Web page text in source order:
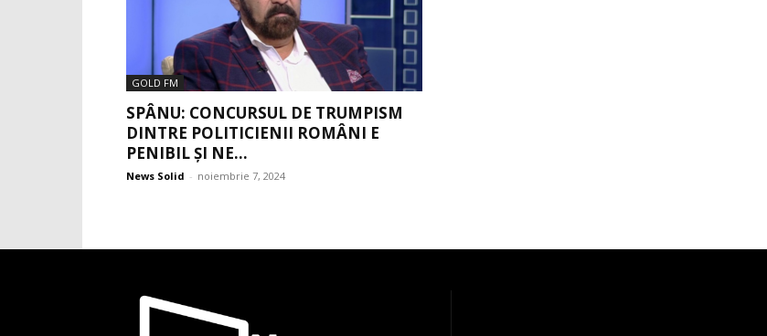
GOLD FM
SPÂNU: CONCURSUL DE TRUMPISM
DINTRE POLITICIENII ROMÂNI E
PENIBIL ȘI NE...
News Solid - noiembrie 7, 2024